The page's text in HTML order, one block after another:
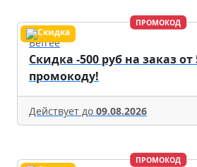
ПРОМОКОД
Befree
Скидка -500 руб на заказ от
промокоду!
Действует до 09.08.2026
ПРОМОКОД